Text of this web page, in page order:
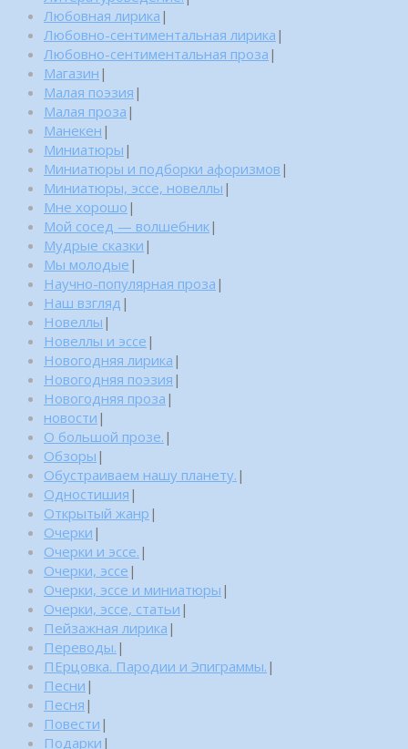
Любовная лирика |
Любовно-сентиментальная лирика |
Любовно-сентиментальная проза |
Магазин |
Малая поэзия |
Малая проза |
Манекен |
Миниатюры |
Миниатюры и подборки афоризмов |
Миниатюры, эссе, новеллы |
Мне хорошо |
Мой сосед — волшебник|
Мудрые сказки |
Мы молодые |
Научно-популярная проза |
Наш взгляд |
Новеллы |
Новеллы и эссе |
Новогодняя лирика |
Новогодняя поэзия |
Новогодняя проза |
новости |
О большой прозе. |
Обзоры |
Обустраиваем нашу планету. |
Одностишия |
Открытый жанр |
Очерки |
Очерки и эссе. |
Очерки, эссе |
Очерки, эссе и миниатюры |
Очерки, эссе, статьи |
Пейзажная лирика |
Переводы. |
ПЕрцовка. Пародии и Эпиграммы. |
Песни |
Песня |
Повести |
Подарки |